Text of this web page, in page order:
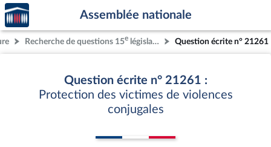
Aller au contenu
Aller en bas de la page
Accèder
à la
page
d'accueil
Assemblée nationale
Recherche de questions 15e législature Question écrite n° 21261
Question écrite n° 21261 :
Protection des victimes de violences
conjugales